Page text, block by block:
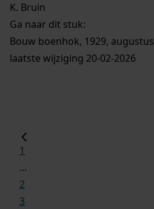
K. Bruin
Ga naar dit stuk:
Bouw boenhok, 1929, augustus
laatste wijziging 20-02-2026
1
...
2
3